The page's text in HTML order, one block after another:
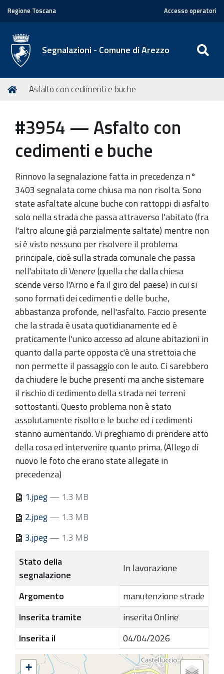
Regione Toscana Accesso operatori
Segnalazioni - Comune di Arezzo
T
Home
Asfalto con cedimenti e buche
#3954 — Asfalto con
cedimenti e buche
Rinnovo la segnalazione fatta in precedenza n°
3403 segnalata come chiusa ma non risolta. Sono
state asfaltate alcune buche con rattoppi di asfalto
solo nella strada che passa attraverso l'abitato (fra
l'altro alcune già parzialmente saltate) mentre non
si è visto nessuno per risolvere il problema
principale, cioè sulla strada comunale che passa
nell'abitato di Venere (quella che dalla chiesa
scende verso l'Arno e fa il giro del paese) in cui si
sono formati dei cedimenti e delle buche,
abbastanza profonde, nell'asfalto. Faccio presente
che la strada è usata quotidianamente ed è
praticamente l'unico accesso ad alcune abitazioni in
quanto dalla parte opposta c'è una strettoia che
non permette il passaggio con le auto. Ci sarebbero
da chiudere le buche presenti ma anche sistemare
il rischio di cedimento della strada nei terreni
sottostanti. Questo problema non è stato
assolutamente risolto e le buche ed i cedimenti
stanno aumentando. Vi preghiamo di prendere atto
della cosa ed intervenire quanto prima. (Allego di
nuovo le foto che erano state allegate in
precedenza)
1.jpeg— 1.3 MB
2.jpeg— 1.3 MB
3.jpeg— 1.3 MB
Stato della
segnalazione
In lavorazione
Argomento
manutenzione strade
Inserita tramite
inserita Online
Inserita il
04/04/2026
+